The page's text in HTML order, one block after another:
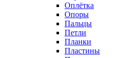
Оплётка
Опоры
Пальцы
Петли
Планки
Пластины